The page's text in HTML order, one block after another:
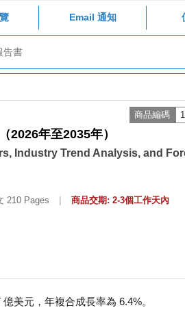
Email 通知
商品編碼
2026年至2035年）
Industry Trend Analysis, and
210 Pages | 商品交期: 2-3個工作天內
美元，年複合成長率為 6.4%。